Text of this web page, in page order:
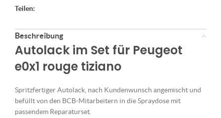
Teilen:
Beschreibung
Autolack im Set für Peugeot
e0x1 rouge tiziano
Spritzfertiger Autolack, nach Kundenwunsch angemischt und
befüllt von den BCB-Mitarbeitern in die Spraydose mit
passendem Reparaturset.